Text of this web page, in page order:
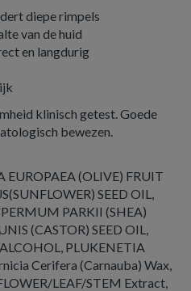
diepe rimpels
van de huid
en langdurig
klinisch getest. Goede
bewezen.
EUROPAEA (OLIVE) FRUIT
SEED OIL,
PARKII (SHEA)
(CASTOR) SEED OIL,
PLUKENETIA
Cerifera (Carnauba) Wax,
LEAF/STEM Extract,